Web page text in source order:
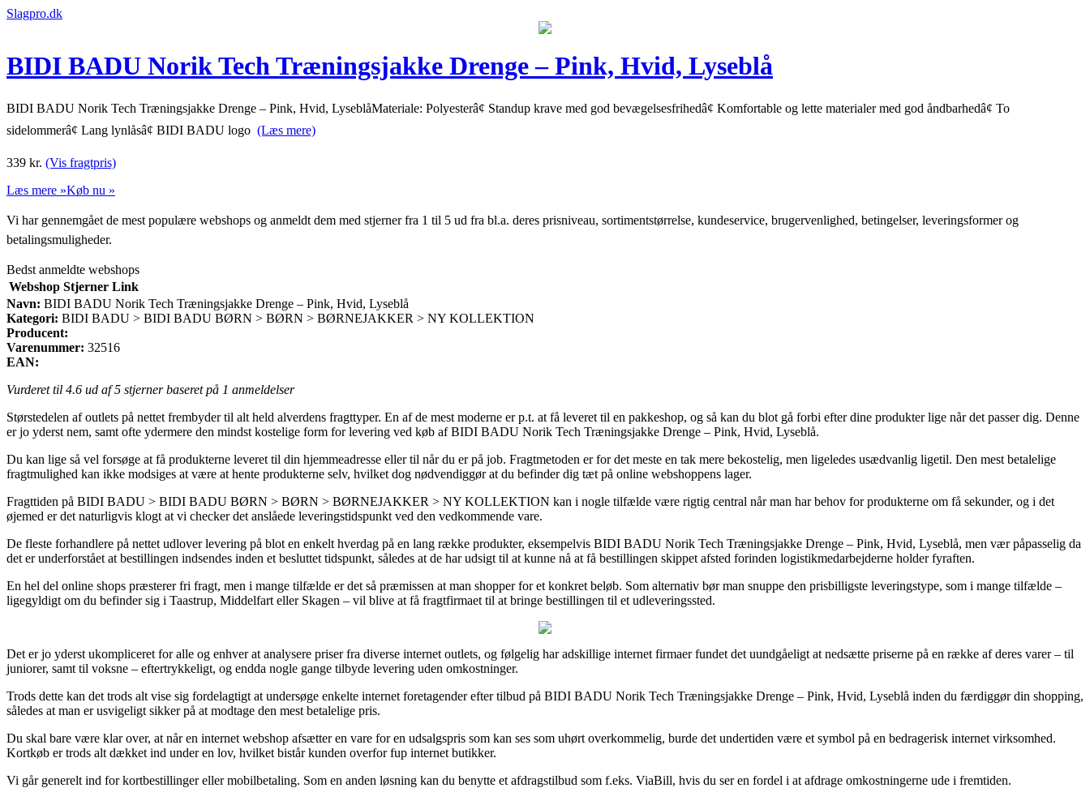
Slagpro.dk
BIDI BADU Norik Tech Træningsjakke Drenge – Pink, Hvid, Lyseblå
BIDI BADU Norik Tech Træningsjakke Drenge – Pink, Hvid, LyseblåMateriale: Polyesterâ¢ Standup krave med god bevægelsesfrihedâ¢ Komfortable og lette materialer med god åndbarhedâ¢ To
sidelommerâ¢ Lang lynlåsâ¢ BIDI BADU logo (Læs mere)
339 kr. (Vis fragtpris)
Læs mere »Køb nu »
Vi har gennemgået de mest populære webshops og anmeldt dem med stjerner fra 1 til 5 ud fra bl.a. deres prisniveau, sortimentstørrelse, kundeservice, brugervenlighed, betingelser, leveringsformer og
betalingsmuligheder.
Bedst anmeldte webshops
Webshop Stjerner Link
Navn: BIDI BADU Norik Tech Træningsjakke Drenge – Pink, Hvid, Lyseblå
Kategori: BIDI BADU > BIDI BADU BØRN > BØRN > BØRNEJAKKER > NY KOLLEKTION
Producent:
Varenummer: 32516
EAN:
Vurderet til 4.6 ud af 5 stjerner baseret på 1 anmeldelser
Størstedelen af outlets på nettet frembyder til alt held alverdens fragttyper. En af de mest moderne er p.t. at få leveret til en pakkeshop, og så kan du blot gå forbi efter dine produkter lige når det passer dig. Denne
er jo yderst nem, samt ofte ydermere den mindst kostelige form for levering ved køb af BIDI BADU Norik Tech Træningsjakke Drenge – Pink, Hvid, Lyseblå.
Du kan lige så vel forsøge at få produkterne leveret til din hjemmeadresse eller til når du er på job. Fragtmetoden er for det meste en tak mere bekostelig, men ligeledes usædvanlig ligetil. Den mest betalelige
fragtmulighed kan ikke modsiges at være at hente produkterne selv, hvilket dog nødvendiggør at du befinder dig tæt på online webshoppens lager.
Fragttiden på BIDI BADU > BIDI BADU BØRN > BØRN > BØRNEJAKKER > NY KOLLEKTION kan i nogle tilfælde være rigtig central når man har behov for produkterne om få sekunder, og i det
øjemed er det naturligvis klogt at vi checker det anslåede leveringstidspunkt ved den vedkommende vare.
De fleste forhandlere på nettet udlover levering på blot en enkelt hverdag på en lang række produkter, eksempelvis BIDI BADU Norik Tech Træningsjakke Drenge – Pink, Hvid, Lyseblå, men vær påpasselig da
det er underforstået at bestillingen indsendes inden et besluttet tidspunkt, således at de har udsigt til at kunne nå at få bestillingen skippet afsted forinden logistikmedarbejderne holder fyraften.
En hel del online shops præsterer fri fragt, men i mange tilfælde er det så præmissen at man shopper for et konkret beløb. Som alternativ bør man snuppe den prisbilligste leveringstype, som i mange tilfælde –
ligegyldigt om du befinder sig i Taastrup, Middelfart eller Skagen – vil blive at få fragtfirmaet til at bringe bestillingen til et udleveringssted.
Det er jo yderst ukompliceret for alle og enhver at analysere priser fra diverse internet outlets, og følgelig har adskillige internet firmaer fundet det uundgåeligt at nedsætte priserne på en række af deres varer – til
juniorer, samt til voksne – eftertrykkeligt, og endda nogle gange tilbyde levering uden omkostninger.
Trods dette kan det trods alt vise sig fordelagtigt at undersøge enkelte internet foretagender efter tilbud på BIDI BADU Norik Tech Træningsjakke Drenge – Pink, Hvid, Lyseblå inden du færdiggør din shopping,
således at man er usvigeligt sikker på at modtage den mest betalelige pris.
Du skal bare være klar over, at når en internet webshop afsætter en vare for en udsalgspris som kan ses som uhørt overkommelig, burde det undertiden være et symbol på en bedragerisk internet virksomhed.
Kortkøb er trods alt dækket ind under en lov, hvilket bistår kunden overfor fup internet butikker.
Vi går generelt ind for kortbestillinger eller mobilbetaling. Som en anden løsning kan du benytte et afdragstilbud som f.eks. ViaBill, hvis du ser en fordel i at afdrage omkostningerne ude i fremtiden.